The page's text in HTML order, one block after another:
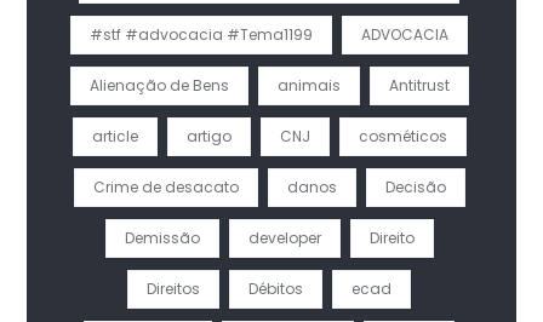
#stf #advocacia #Tema1199 ADVOCACIA
Alienação de Bens animais Antitrust
article artigo CNJ cosméticos
Crime de desacato danos Decisão
Demissão developer Direito
Direitos Débitos ecad